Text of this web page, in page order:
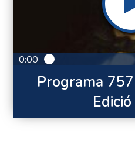
0:00
Programa